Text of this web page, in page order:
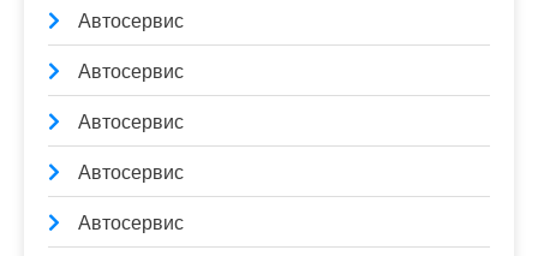
Автосервис
Автосервис
Автосервис
Автосервис
Автосервис